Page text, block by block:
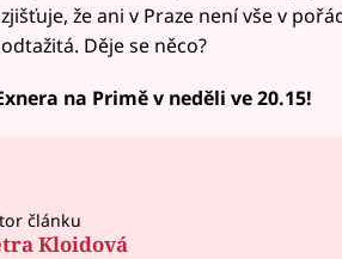
že ani v Praze není vše v
Děje se něco?
na Primě v neděli ve 20.15!
článku
Kloidová